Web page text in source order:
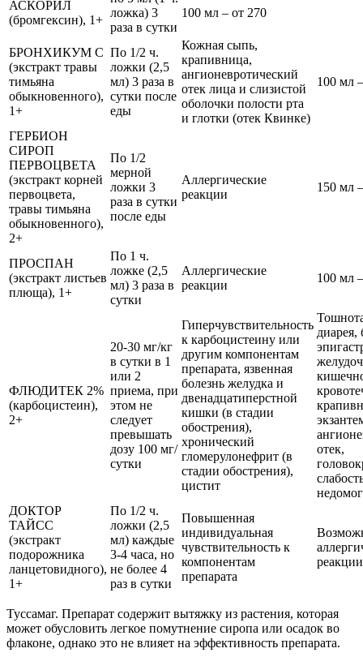
АСКОРИЛ
(бромгексин), 1+
ложка) 3
раза в сутки
100 мл – от 270
БРОНХИКУМ С
(экстракт травы
тимьяна
обыкновенного),
1+
По 1/2 ч.
ложки (2,5
мл) 3 раза в
сутки после
еды
Кожная сыпь,
крапивница,
ангионевротический
отек лица и слизистой
оболочки полости рта
и глотки (отек Квинке)
100 мл
ГЕРБИОН
СИРОП
ПЕРВОЦВЕТА
(экстракт корней
первоцвета,
травы тимьяна
обыкновенного),
2+
По 1/2
мерной
ложки 3
раза в сутки
после еды
Аллергические
реакции
150 мл
ПРОСПАН
(экстракт листьев
плюща), 1+
По 1 ч.
ложке (2,5
мл) 3 раза в
сутки
Аллергические
реакции
100 мл
ФЛЮДИТЕК 2%
(карбоцистеин),
2+
20-30 мг/кг
в сутки в 1
или 2
приема, при
этом не
следует
превышать
дозу 100 мг/
сутки
Гиперчувствительность
к карбоцистеину или
другим компонентам
препарата, язвенная
болезнь желудка и
двенадцатиперстной
кишки (в стадии
обострения),
хронический
гломерулонефрит (в
стадии обострения),
цистит
диарея,
отек,
ДОКТОР
ТАЙСС
(экстракт
подорожника
ланцетовидного),
1+
По 1/2 ч.
ложки (2,5
мл) каждые
3-4 часа, но
не более 4
раз в сутки
Повышенная
индивидуальная
чувствительность к
компонентам
препарата
реакции
Туссамаг. Препарат содержит вытяжку из растения, которая
может обусловить легкое помутнение сиропа или осадок во
флаконе, однако это не влияет на эффективность препарата.